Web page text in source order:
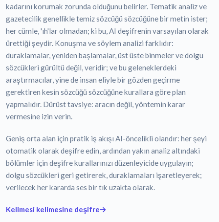
kadarını korumak zorunda olduğunu belirler. Tematik analiz ve
gazetecilik genellikle temiz sözcüğü sözcüğüne bir metin ister;
her cümle, 'ıh'lar olmadan; ki bu, AI deşifrenin varsayılan olarak
ürettiği şeydir. Konuşma ve söylem analizi farklıdır:
duraklamalar, yeniden başlamalar, üst üste binmeler ve dolgu
sözcükleri gürültü değil, veridir; ve bu geleneklerdeki
araştırmacılar, yine de insan eliyle bir gözden geçirme
gerektiren kesin sözcüğü sözcüğüne kurallara göre plan
yapmalıdır. Dürüst tavsiye: aracın değil, yöntemin karar
vermesine izin verin.
Geniş orta alan için pratik iş akışı AI-öncelikli olandır: her şeyi
otomatik olarak deşifre edin, ardından yakın analiz altındaki
bölümler için deşifre kurallarınızı düzenleyicide uygulayın;
dolgu sözcükleri geri getirerek, duraklamaları işaretleyerek;
verilecek her kararda ses bir tık uzakta olarak.
Kelimesi kelimesine deşifre